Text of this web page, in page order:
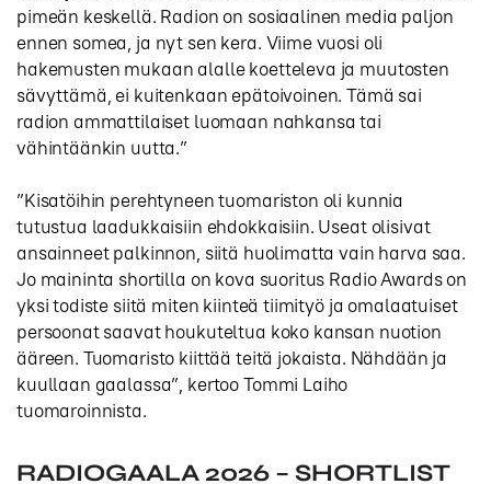
pimeän keskellä. Radion on sosiaalinen media paljon
ennen somea, ja nyt sen kera. Viime vuosi oli
hakemusten mukaan alalle koetteleva ja muutosten
sävyttämä, ei kuitenkaan epätoivoinen. Tämä sai
radion ammattilaiset luomaan nahkansa tai
vähintäänkin uutta.”
”Kisatöihin perehtyneen tuomariston oli kunnia
tutustua laadukkaisiin ehdokkaisiin. Useat olisivat
ansainneet palkinnon, siitä huolimatta vain harva saa.
Jo maininta shortilla on kova suoritus Radio Awards on
yksi todiste siitä miten kiinteä tiimityö ja omalaatuiset
persoonat saavat houkuteltua koko kansan nuotion
ääreen. Tuomaristo kiittää teitä jokaista. Nähdään ja
kuullaan gaalassa”, kertoo Tommi Laiho
tuomaroinnista.
RADIOGAALA 2026 – SHORTLIST